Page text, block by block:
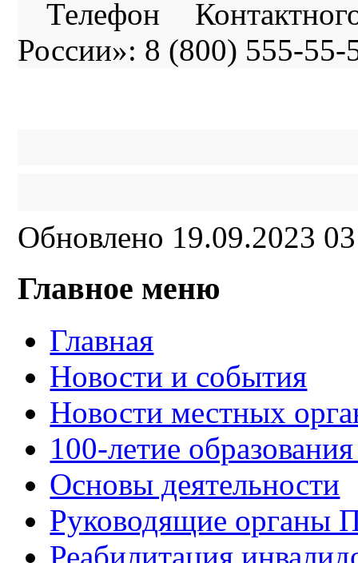
Телефон
России»: 8 (800) 555-55-
Обновлено 19.09.2023
Главное меню
Главная
Новости и события
Новости местных
100-летие
Основы деятельности
Руководящие органы